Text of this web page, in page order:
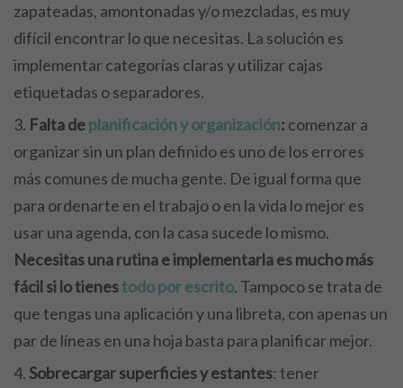
zapateadas, amontonadas y/o mezcladas, es muy
difícil encontrar lo que necesitas. La solución es
implementar categorías claras y utilizar cajas
etiquetadas o separadores.
Falta deplanificación y organización: comenzar a
organizar sin un plan definido es uno de los errores
más comunes de mucha gente. De igual forma que
para ordenarte en el trabajo o en la vida lo mejor es
usar una agenda, con la casa sucede lo mismo.
Necesitas una rutina e implementarla es mucho más
fácil si lo tienestodo por escrito. Tampoco se trata de
que tengas una aplicación y una libreta, con apenas un
par de líneas en una hoja basta para planificar mejor.
Sobrecargar superficies y estantes: tener